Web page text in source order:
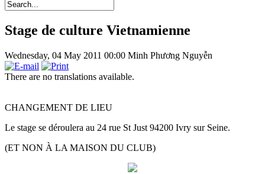
Stage de culture Vietnamienne
Wednesday, 04 May 2011 00:00 Minh Phương Nguyễn
There are no translations available.
CHANGEMENT DE LIEU
Le stage se déroulera au 24 rue St Just 94200 Ivry sur Seine.
(ET NON À LA MAISON DU CLUB)